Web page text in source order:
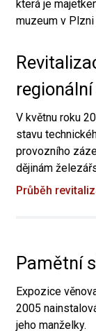
která je
muzeum v Plzni
V květnu roku
stavu
provozního
dějinám
Průběh
Pamětní
Expozice
2005
jeho manželky.